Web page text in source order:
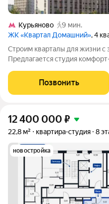
Курьяново
9 мин.
ЖК «Квартал Домашний», 4
Строим кварталы для жизни с
Предлагается студия
комплексе "Квартал
отделкой в нескольких
Позвонить
12 400 000 ₽
22,8 м² квартира-студия 8
новостройка